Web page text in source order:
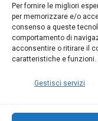
Per fornire le migliori
per memorizzare e/o
consenso a queste
comportamento di
acconsentire o ritirare il
caratteristiche e funzioni.
Gestisci servizi
Blumaticasu
Coordinatore
Sicurezza: cosa è
richiesto per
e aggiornamento